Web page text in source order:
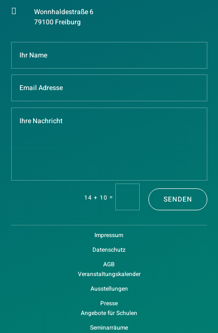

Wonnhaldestraße 6
79100 Freiburg
14 + 10 = SENDEN
Impressum
Datenschutz
AGB
Veranstaltungskalender
Ausstellungen
Presse
Angebote für Schulen
Seminarräume